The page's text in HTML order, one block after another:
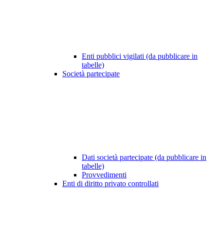
Enti pubblici vigilati (da pubblicare in
tabelle)
Società partecipate
Dati società partecipate (da pubblicare in
tabelle)
Provvedimenti
Enti di diritto privato controllati